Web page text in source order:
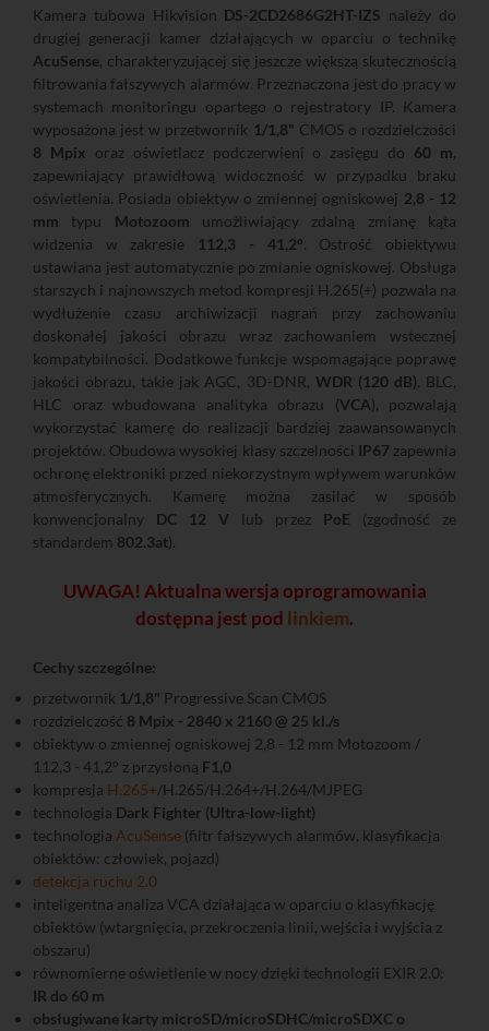
Kamera tubowa Hikvision DS-2CD2686G2HT-IZS należy do
drugiej generacji kamer działających w oparciu o technikę
AcuSense, charakteryzującej się jeszcze większą skutecznością
filtrowania fałszywych alarmów. Przeznaczona jest do pracy w
systemach monitoringu opartego o rejestratory IP. Kamera
wyposażona jest w przetwornik 1/1,8" CMOS o rozdzielczości
8 Mpix oraz oświetlacz podczerwieni o zasięgu do 60 m,
zapewniający prawidłową widoczność w przypadku braku
oświetlenia. Posiada obiektyw o zmiennej ogniskowej 2,8 - 12
mm typu Motozoom umożliwiający zdalną zmianę kąta
widzenia w zakresie
112,3 - 41,2°. Ostrość obiektywu
ustawiana jest automatycznie po zmianie ogniskowej. Obsługa
starszych i najnowszych metod kompresji H.265(+) pozwala na
wydłużenie czasu archiwizacji nagrań przy zachowaniu
doskonałej jakości obrazu wraz zachowaniem wstecznej
kompatybilności. Dodatkowe funkcje wspomagające poprawę
jakości obrazu, takie jak AGC, 3D-DNR, WDR (120 dB), BLC,
HLC oraz wbudowana analityka obrazu (VCA), pozwalają
wykorzystać kamerę do realizacji bardziej zaawansowanych
projektów. Obudowa wysokiej klasy szczelności IP67 zapewnia
ochronę elektroniki przed niekorzystnym wpływem warunków
atmosferycznych. Kamerę można zasilać w sposób
konwencjonalny DC 12 V lub przez PoE (zgodność ze
standardem 802.3at).
UWAGA! Aktualna wersja oprogramowania
dostępna jest pod linkiem.
Cechy szczególne:
przetwornik 1/1,8" Progressive Scan CMOS
rozdzielczość 8 Mpix - 2840 x 2160 @ 25 kl./s
obiektyw o zmiennej ogniskowej 2,8 - 12 mm Motozoom /
112,3 - 41,2° z przysłoną F1,0
kompresja H.265+/H.265/H.264+/H.264/MJPEG
technologia Dark Fighter (Ultra-low-light)
technologia AcuSense (filtr fałszywych alarmów, klasyfikacja
obiektów: człowiek, pojazd)
detekcja ruchu 2.0
inteligentna analiza VCA działająca w oparciu o klasyfikację
obiektów (wtargnięcia, przekroczenia linii, wejścia i wyjścia z
obszaru)
równomierne oświetlenie w nocy dzięki technologii EXIR 2.0:
IR do 60 m
obsługiwane karty microSD/microSDHC/microSDXC o